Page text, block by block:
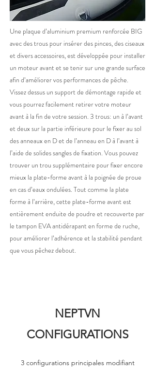
Une plaque d’aluminium premium renforcée BIG
avec des trous pour insérer des pinces, des ciseaux
et divers accessoires, est développée pour installer
un moteur avant et se tenir sur une grande surface
afin d’améliorer vos performances de pêche.
Vissez dessus un support de démontage rapide et
vous pourrez facilement retirer votre moteur
avant à la fin de votre session. 3 trous: un à l’avant
et deux sur la partie inférieure pour le fixer au sol
des anneaux en D et de l’anneau en D à l’avant à
l’aide de solides sangles de fixation. Vous pouvez
trouver un trou supplémentaire pour fixer encore
mieux la plate-forme avant à la poignée de proue
en cas d’eaux ondulées. Tout comme la plate
forme à l’arrière, cette plate-forme avant est
entièrement enduite de poudre et recouverte par
le tampon EVA antidérapant en forme de ruche,
pour améliorer l’adhérence et la stabilité pendant
que vous pêchez debout.
NEPTVN
CONFIGURATIONS
3 configurations principales modifiant